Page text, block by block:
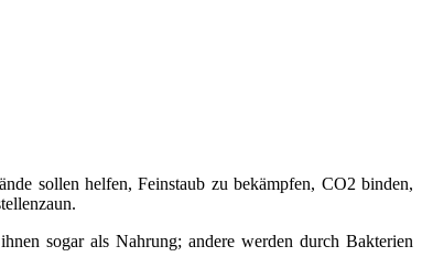
sollen helfen, Feinstaub zu bekämpfen, CO2 binden,
sogar als Nahrung; andere werden durch Bakterien